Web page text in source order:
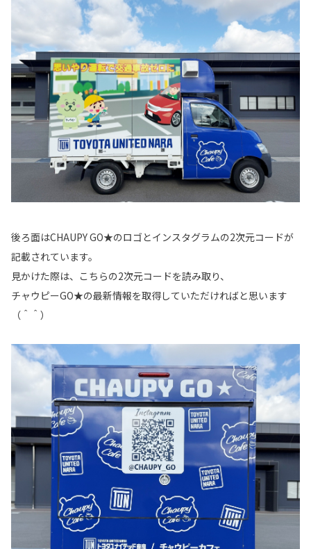
後ろ面はCHAUPY GO★のロゴとインスタグラムの2次元コードが
記載されています。
見かけた際は、こちらの2次元コードを読み取り、
チャウピーGO★の最新情報を取得していただければと思います
（＾＾）